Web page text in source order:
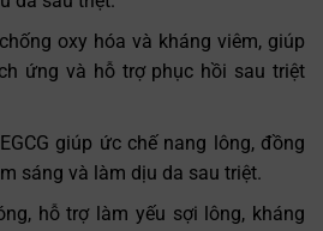
oxy hóa và kháng viêm, giúp
ứng và hỗ trợ phục hồi sau triệt
giúp ức chế nang lông, đồng
sáng và làm dịu da sau triệt.
hỗ trợ làm yếu sợi lông, kháng